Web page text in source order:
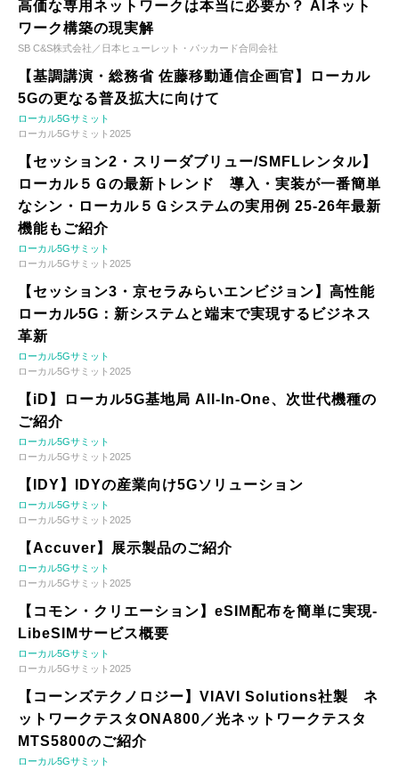
高価な専用ネットワークは本当に必要か？ AIネット
ワーク構築の現実解
SB C&S株式会社／日本ヒューレット・パッカード合同会社
【基調講演・総務省 佐藤移動通信企画官】ローカル
5Gの更なる普及拡大に向けて
ローカル5Gサミット
ローカル5Gサミット2025
【セッション2・スリーダブリュー/SMFLレンタル】
ローカル５Ｇの最新トレンド 導入・実装が一番簡単
なシン・ローカル５Ｇシステムの実用例 25-26年最新
機能もご紹介
ローカル5Gサミット
ローカル5Gサミット2025
【セッション3・京セラみらいエンビジョン】高性能
ローカル5G：新システムと端末で実現するビジネス
革新
ローカル5Gサミット
ローカル5Gサミット2025
【iD】ローカル5G基地局 All-In-One、次世代機種の
ご紹介
ローカル5Gサミット
ローカル5Gサミット2025
【IDY】IDYの産業向け5Gソリューション
ローカル5Gサミット
ローカル5Gサミット2025
【Accuver】展示製品のご紹介
ローカル5Gサミット
ローカル5Gサミット2025
【コモン・クリエーション】eSIM配布を簡単に実現-
LibeSIMサービス概要
ローカル5Gサミット
ローカル5Gサミット2025
【コーンズテクノロジー】VIAVI Solutions社製 ネ
ットワークテスタONA800／光ネットワークテスタ
MTS5800のご紹介
ローカル5Gサミット